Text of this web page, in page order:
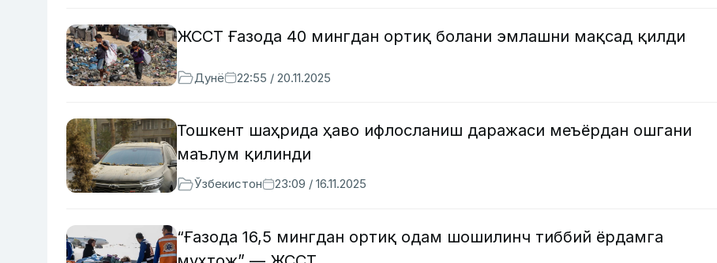
ЖССТ Ғазода 40 мингдан ортиқ болани эмлашни мақсад қилди
Дунё 22:55 / 20.11.2025
Тошкент шаҳрида ҳаво ифлосланиш даражаси меъёрдан ошгани
маълум қилинди
Ўзбекистон 23:09 / 16.11.2025
“Ғазода 16,5 мингдан ортиқ одам шошилинч тиббий ёрдамга